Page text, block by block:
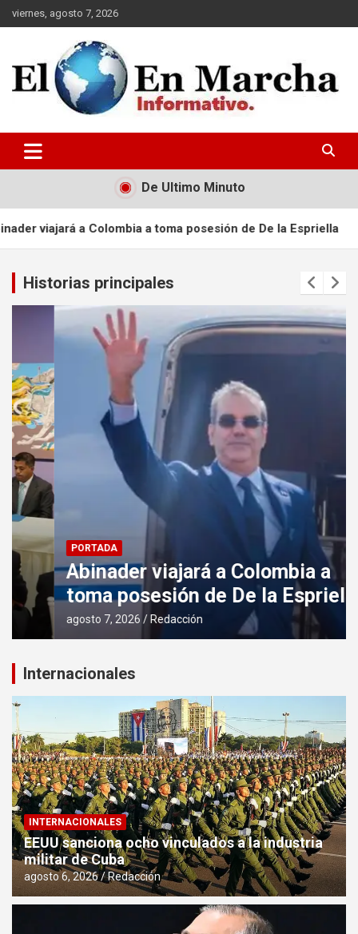
Saltar
al
viernes, agosto 7, 2026
elmundoenmarcha.net
De Ultimo Minuto
a Colombia a toma posesión de De la Espriella Valdez
Historias principales
PORTADA
Abinader viajará a Colombia a
toma posesión de De la Espriella
agosto 7, 2026 Redacción
Internacionales
INTERNACIONALES
EEUU sanciona ocho vinculados a la industria
militar de Cuba
agosto 6, 2026 Redacción